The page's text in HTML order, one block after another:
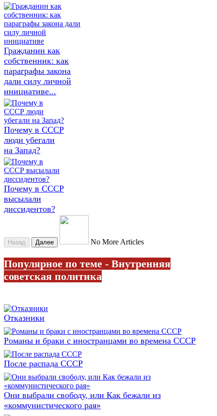
Гражданин как
собственник: как
параграфы закона
дали силу личной
инициативе...
Почему в СССР
люди убегали
на Запад?
Почему в СССР
высылали
диссидентов?
Назад Далее No More Articles
Популярное по теме - Внутренняя
советская политика
Отказники
Романы и браки с иностранцами во времена СССР
После распада СССР
Они выбрали свободу, или Как бежали из
«коммунистического рая»